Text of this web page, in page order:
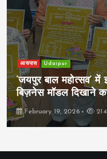
खेल Udaipur
पिम्स मेवाड़ कप
रियल स्टेट्स ने
February 19, 2026